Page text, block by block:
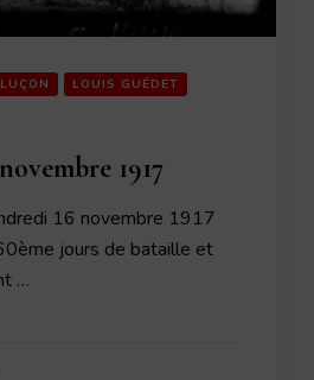
LOUIS GUÉDET
1917
16 novembre 1917
jours de bataille et
…